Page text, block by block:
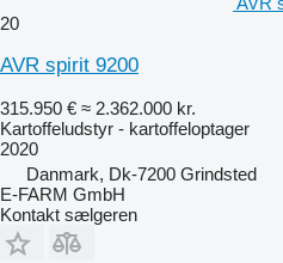
20
AVR spirit 9200
315.950 € ≈ 2.362.000 kr.
Kartoffeludstyr - kartoffeloptager
2020
Danmark, Dk-7200 Grindsted
E-FARM GmbH
Kontakt sælgeren